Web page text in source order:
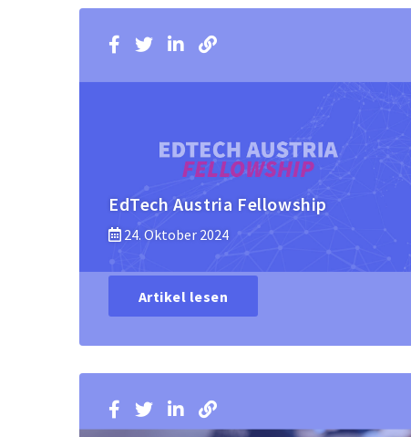
EdTech Austria Fellowship
24. Oktober 2024
Artikel lesen